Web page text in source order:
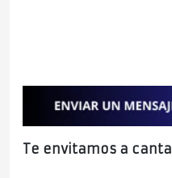
Te envitamos a